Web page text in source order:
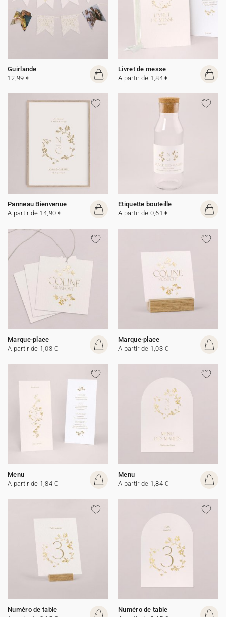
Guirlande
12,99 €
Livret de messe
A partir de 1,84 €
Panneau Bienvenue
A partir de 14,90 €
Etiquette bouteille
A partir de 0,61 €
Marque-place
A partir de 1,03 €
Marque-place
A partir de 1,03 €
Menu
A partir de 1,84 €
Menu
A partir de 1,84 €
Numéro de table
Numéro de table